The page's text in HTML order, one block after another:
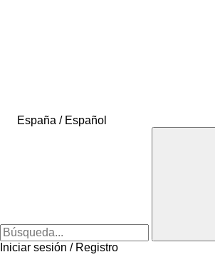
España / Español
Iniciar sesión / Registro